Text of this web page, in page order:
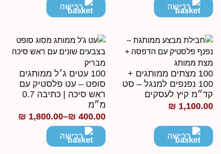
רכישה
מחירים:רכישה
100 מצתים ממותגים +
100 נפנפים למנגל – סט
קיץ לעסקים
₪
רכישה
100 עטים ג׳ל ממותגים
סופט – עט פלסטיק עם
ראש סיכה | כתיבה 0.7
מ״מ
₪400.00
–
₪1,800.00
טווח
מחירים:רכישה